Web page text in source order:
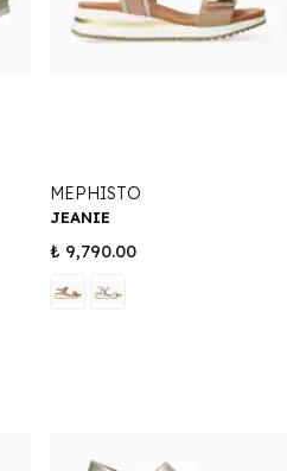
MEPHISTO
JEANIE
₺ 9,790.00